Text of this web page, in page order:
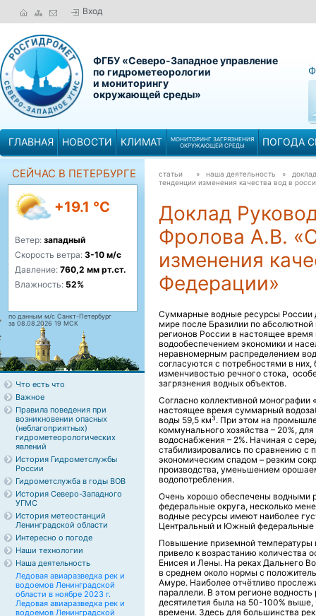
Вход
ФГБУ «Северо-Западное управление
по гидрометеорологии
и мониторингу
окружающей среды»
ГЛАВНАЯ НОВОСТИ КЛИМАТ
МОНИТОРИНГ ЗАГРЯЗНЕНИЯ
ОКРУЖАЮЩЕЙ СРЕДЫ
ПОГОДА
СЕЙЧАС В ПЕТЕРБУРГЕ
+19.1 °C
Ветер: западный
Скорость ветра: 3-10 м/с
Давление: 760,2 мм рт.ст.
Влажность: 52%
по данным м/с Санкт-Петербург
за 08.08.2026 19 МСК
Что есть что
Важное
Правила поведения при
возникновении опасных
(неблагоприятных)
гидрометеорологических
явлений
История Гидрометслужбы
России
Гидрометслужба в годы ВОВ
История Северо-Западного
УГМС
История метеостанций
Ленинградской области
Интересно о погоде
Наши технологии
Наша деятельность
Ледовая авиаразведка рек и
водоемов Ленинградской
области в ноябре 2023 г.
Ледовая авиаразведка рек и
водоемов Ленинградской
статьи » наша деятельность »
тенденции изменения качества вод в
Доклад
Фролова А.В.
изменения
Федерации»
Суммарные водные ресурсы России
мире после Бразилии по
регионов России в настоящее
водообеспечением экономики и
неравномерным распределением
согласуются с потребностями в
изменчивостью речного стока,
загрязнения водных объектов.
Согласно коллективной монографии
настоящее время суммарный
воды 59,5 км3. При этом на
коммунального хозяйства – 20%,
водоснабжения – 2%. Начиная с
стабилизировались по сравнению с
экономическим спадом – резким
производства, уменьшением
водопотребления.
Очень хорошо обеспечены водными
федеральные округа, несколько
водные ресурсы имеют наиболее
Центральный и Южный федеральные
Повышение приземной температуры
привело к возрастанию количества
Енисея и Лены. На реках Дальнего
в среднем около нормы с
Амуре. Наиболее отчётливо
параллели. В этом регионе
десятилетия была на 50-100%
времени. Здесь для большинства